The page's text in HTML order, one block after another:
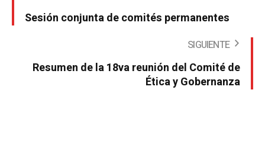
Sesión conjunta de comités permanentes
SIGUIENTE
Resumen de la 18va reunión del Comité de
Ética y Gobernanza